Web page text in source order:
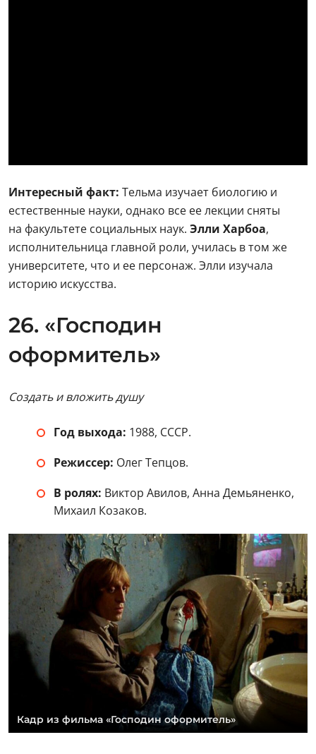
Интересный факт: Тельма изучает биологию и
естественные науки, однако все ее лекции сняты
на факультете социальных наук. Элли Харбоа,
исполнительница главной роли, училась в том же
университете, что и ее персонаж. Элли изучала
историю искусства.
26. «Господин
оформитель»
Создать и вложить душу
Год выхода: 1988, СССР.
Режиссер: Олег Тепцов.
В ролях: Виктор Авилов, Анна Демьяненко,
Михаил Козаков.
Кадр из фильма «Господин оформитель»